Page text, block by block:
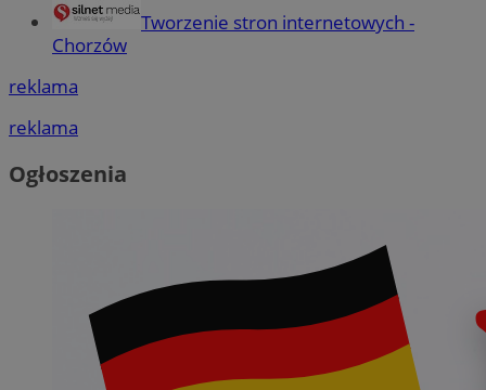
Tworzenie stron internetowych -
Chorzów
reklama
reklama
Ogłoszenia